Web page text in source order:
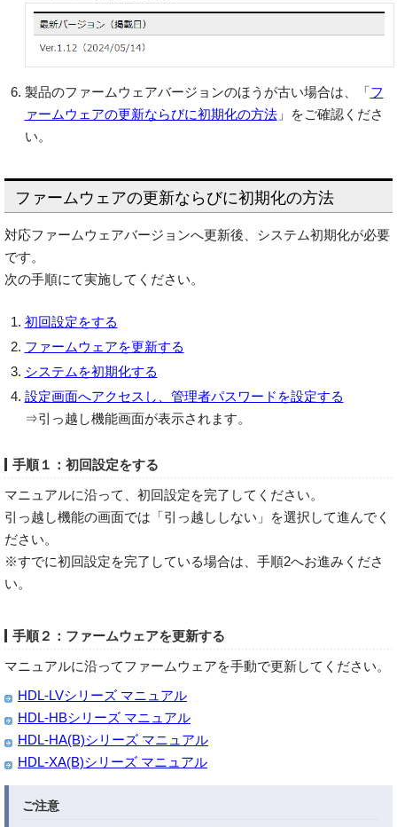
製品のファームウェアバージョンのほうが古い場合は、「フ
ァームウェアの更新ならびに初期化の方法」をご確認くださ
い。
ファームウェアの更新ならびに初期化の方法
対応ファームウェアバージョンへ更新後、システム初期化が必要
です。
次の手順にて実施してください。
初回設定をする
ファームウェアを更新する
システムを初期化する
設定画面へアクセスし、管理者パスワードを設定する
⇒引っ越し機能画面が表示されます。
手順１：初回設定をする
マニュアルに沿って、初回設定を完了してください。
引っ越し機能の画面では「引っ越ししない」を選択して進んでく
ださい。
※すでに初回設定を完了している場合は、手順2へお進みくださ
い。
手順２：ファームウェアを更新する
マニュアルに沿ってファームウェアを手動で更新してください。
HDL-LVシリーズ マニュアル
HDL-HBシリーズ マニュアル
HDL-HA(B)シリーズ マニュアル
HDL-XA(B)シリーズ マニュアル
ご注意